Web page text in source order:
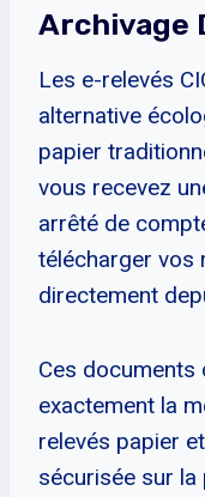
Archivage
Les e-relevés
alternative
papier
vous recevez
arrêté de
télécharger vos
directement
Ces documents
exactement la
relevés papier
sécurisée sur